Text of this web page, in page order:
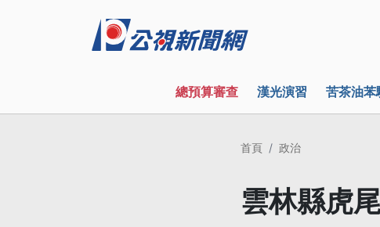
總預算審查 漢光演習 苦茶油苯
首頁 政治
雲林縣虎